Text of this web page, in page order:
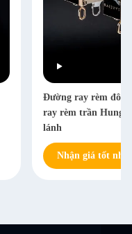
Đường ray rèm đôi
ray rèm trần Hung
lánh
Nhận giá tốt nhất